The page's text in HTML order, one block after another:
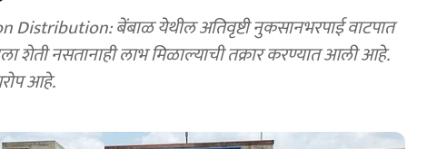
बेंबाळ येथील अतिवृष्टी नुकसानभरपाई वाटपात
शेती नसतानाही लाभ मिळाल्याची तक्रार करण्यात आली आहे.
आहे.